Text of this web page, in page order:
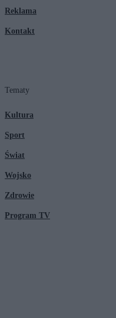
Reklama
Kontakt
Tematy
Kultura
Sport
Świat
Wojsko
Zdrowie
Program TV